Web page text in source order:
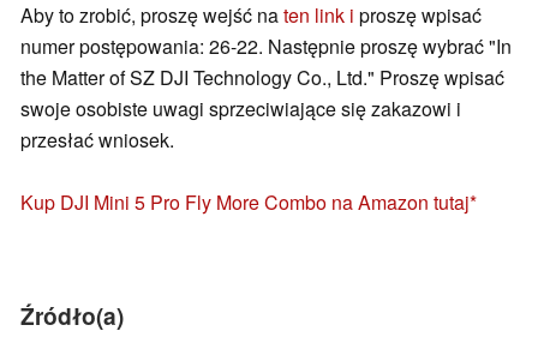
Aby to zrobić, proszę wejść naten link i proszę wpisać
numer postępowania: 26-22. Następnie proszę wybrać "In
the Matter of SZ DJI Technology Co., Ltd." Proszę wpisać
swoje osobiste uwagi sprzeciwiające się zakazowi i
przesłać wniosek.
Kup DJI Mini 5 Pro Fly More Combo na Amazon tutaj
Źródło(a)